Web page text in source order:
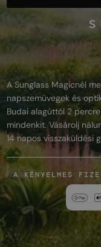
A Sunglass Magicnél
napszemüvegek és
Budai alagúttól 2
mindenkit. Vásárolj
14 napos visszaküldési
A KÉNYELMES